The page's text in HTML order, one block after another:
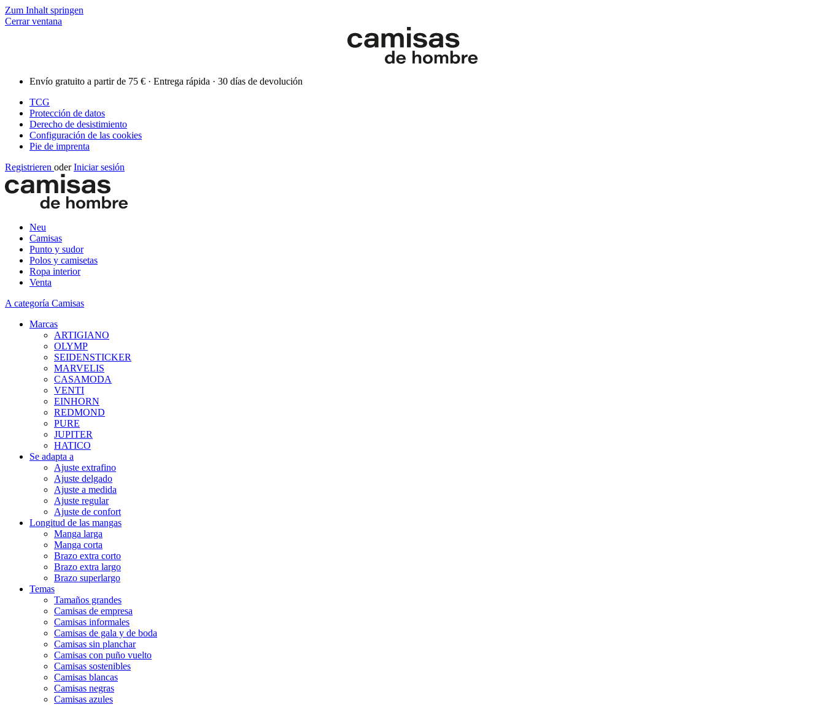
Zum Inhalt springen
Cerrar ventana
Envío gratuito a partir de 75 € · Entrega rápida · 30 días de devolución
TCG
Protección de datos
Derecho de desistimiento
Configuración de las cookies
Pie de imprenta
Registrieren oder Iniciar sesión
Neu
Camisas
Punto y sudor
Polos y camisetas
Ropa interior
Venta
A categoría Camisas
Marcas
ARTIGIANO
OLYMP
SEIDENSTICKER
MARVELIS
CASAMODA
VENTI
EINHORN
REDMOND
PURE
JUPITER
HATICO
Se adapta a
Ajuste extrafino
Ajuste delgado
Ajuste a medida
Ajuste regular
Ajuste de confort
Longitud de las mangas
Manga larga
Manga corta
Brazo extra corto
Brazo extra largo
Brazo superlargo
Temas
Tamaños grandes
Camisas de empresa
Camisas informales
Camisas de gala y de boda
Camisas sin planchar
Camisas con puño vuelto
Camisas sostenibles
Camisas blancas
Camisas negras
Camisas azules